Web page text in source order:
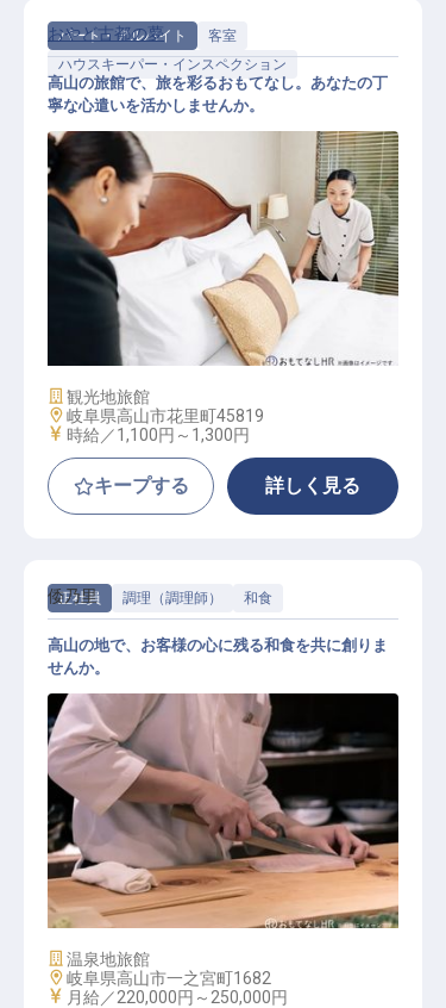
パート・アルバイト
客室
ハウスキーパー・インスペクション
清掃スタッフ（土日祝のみ）
おやど古都の夢
高山の旅館で、旅を彩るおもてなし。あなたの丁
寧な心遣いを活かしませんか。
施設業態
観光地旅館
勤務地
岐阜県高山市花里町45819
給与
時給／1,100円～ 1,300円
キープする 詳しく見る
正社員 調理（調理師） 和食
調理
倭乃里
高山の地で、お客様の心に残る和食を共に創りま
せんか。
施設業態
温泉地旅館
勤務地
岐阜県高山市一之宮町1682
給与
月給／220,000円～ 250,000円